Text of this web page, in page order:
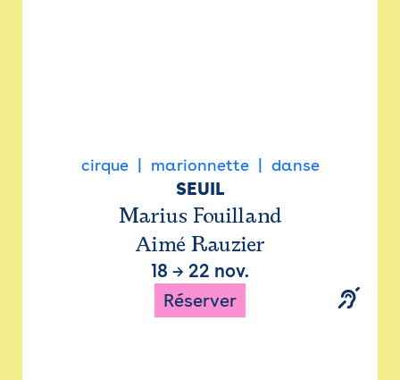
cirque marionnette danse
SEUIL
Marius Fouilland
Aimé Rauzier
18 → 22 nov.
Réserver